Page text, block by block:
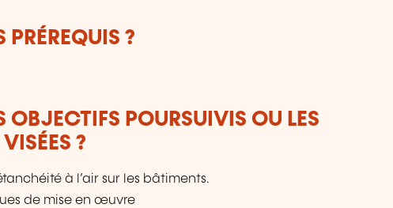
PRÉREQUIS ?
OBJECTIFS POURSUIVIS OU LES
?
à l’air sur les bâtiments.
de mise en œuvre